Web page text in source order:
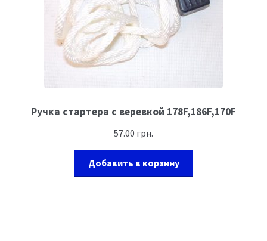
Ручка стартера с веревкой 178F,186F,170F
57.00 грн.
Добавить в корзину